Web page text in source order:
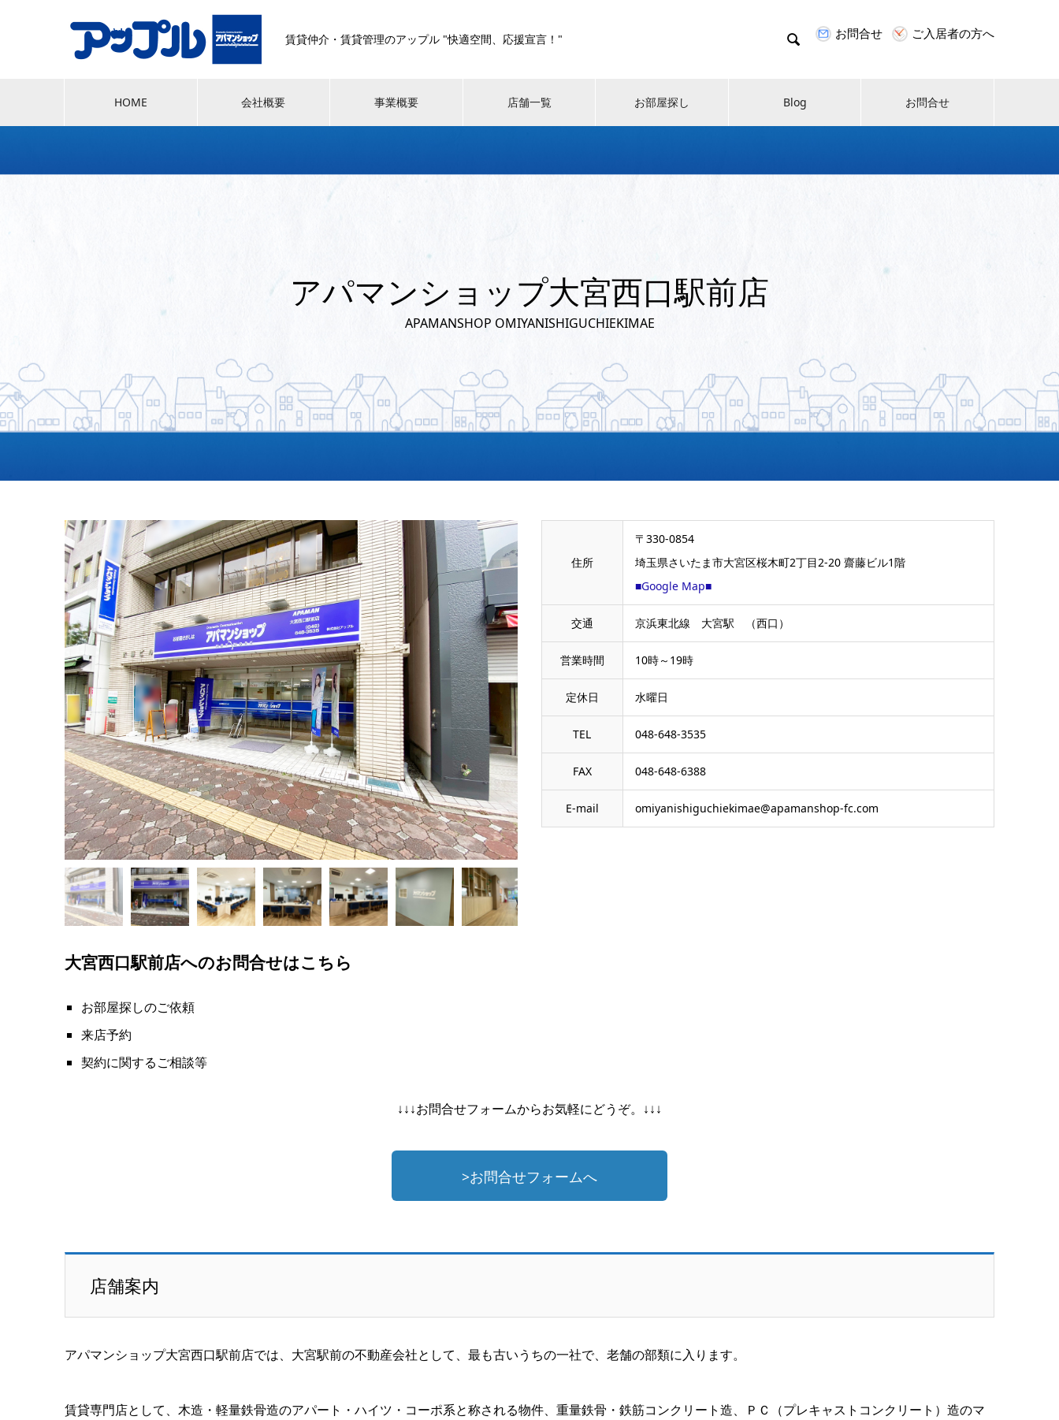
賃貸仲介・賃貸管理のアップル "快適空間、応援宣言！"  お問合せ ご入居者の方へ
HOME 会社概要 事業概要 店舗一覧 お部屋探し Blog お問合せ
アパマンショップ大宮西口駅前店
APAMANSHOP OMIYANISHIGUCHIEKIMAE
住所
〒330-0854
埼玉県さいたま市大宮区桜木町2丁目2-20 齋藤ビル1階
■Google Map■
交通 京浜東北線 大宮駅 （西口）
営業時間 10時～19時
定休日 水曜日
TEL 048-648-3535
FAX 048-648-6388
E-mail omiyanishiguchiekimae@apamanshop-fc.com
大宮西口駅前店へのお問合せはこちら
お部屋探しのご依頼
来店予約
契約に関するご相談等
↓↓↓お問合せフォームからお気軽にどうぞ。↓↓↓
>お問合せフォームへ
店舗案内
アパマンショップ大宮西口駅前店では、大宮駅前の不動産会社として、最も古いうちの一社で、老舗の部類に入ります。
賃貸専門店として、木造・軽量鉄骨造のアパート・ハイツ・コーポ系と称される物件、重量鉄骨・鉄筋コンクリート造、ＰＣ（プレキャストコンクリート）造のマ